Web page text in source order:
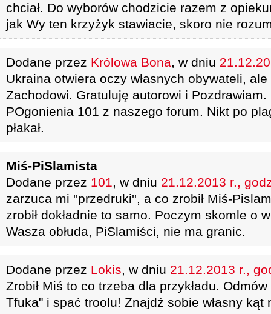
chciał. Do wyborów chodzicie razem z
jak Wy ten krzyżyk stawiacie, skoro nie
Dodane przez Królowa Bona, w dniu
Ukraina otwiera oczy własnych obywateli,
Zachodowi. Gratuluję autorowi i Pozdrawiam.
POgonienia 101 z naszego forum. Nikt po
płakał.
Miś-PiSlamista
Dodane przez 101, w dniu 21.12.2013 r.,
zarzuca mi ''przedruki'', a co zrobił Miś-
zrobił dokładnie to samo. Poczym skomle o
Wasza obłuda, PiSlamiści, nie ma granic.
Dodane przez Lokis, w dniu 21.12.2013 r.,
Zrobił Miś to co trzeba dla przykładu.
Tfuka" i spać troolu! Znajdź sobie własny kąt